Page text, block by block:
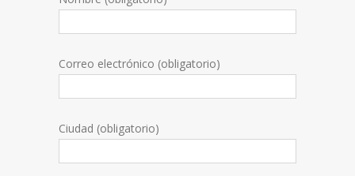
Correo electrónico (obligatorio)
Ciudad (obligatorio)